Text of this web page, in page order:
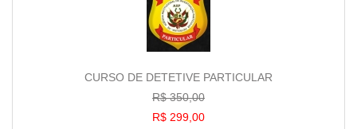
CURSO DE DETETIVE PARTICULAR
R$ 350,00
R$ 299,00